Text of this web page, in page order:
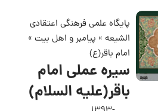
پایگاه علمی فرهنگی اعتقادی
الشیعه» پیامبر و اهل بیت»
امام باقر(ع)
سیره عملى امام
باقر(علیه السلام)